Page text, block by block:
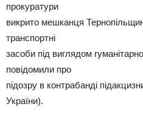
прокуратури
викрито мешканця
транспортні
засоби під виглядом
повідомили про
підозру в контрабанді
України).